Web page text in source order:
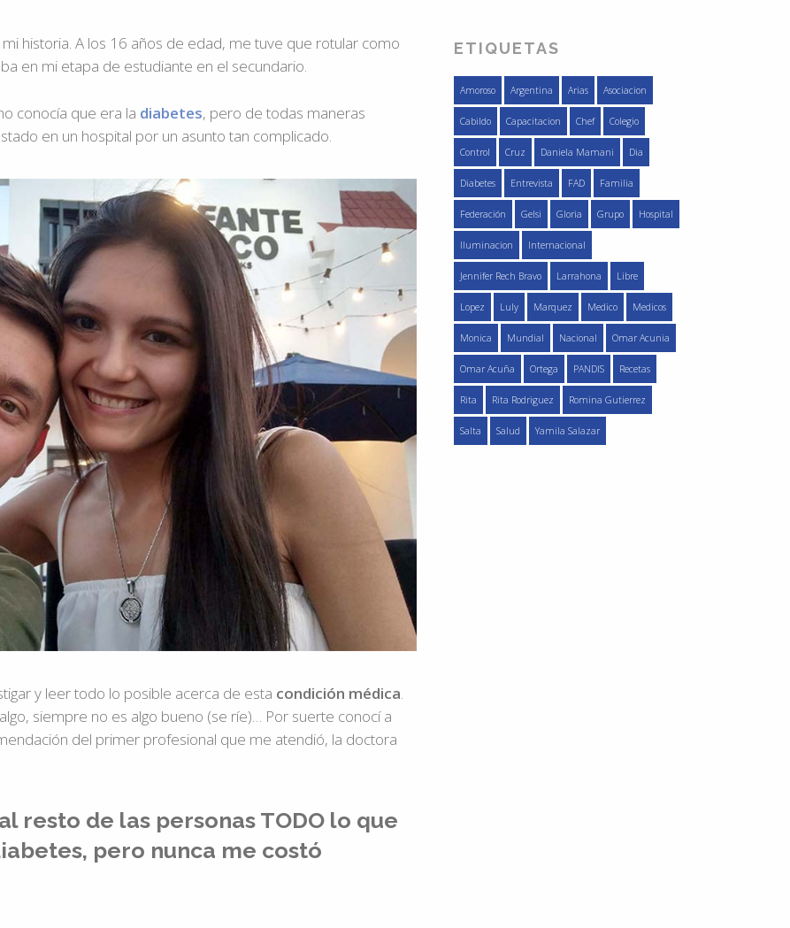
historia. A los 16 años de edad, me tuve que rotular como
en mi etapa de estudiante en el secundario.
conocía que era la diabetes, pero de todas maneras
en un hospital por un asunto tan complicado.
y leer todo lo posible acerca de esta condición médica
siempre no es algo bueno (se ríe)… Por suerte conocí a
del primer profesional que me atendió, la doctora
resto de las personas TODO lo que
pero nunca me costó
ETIQUETAS
Amoroso Argentina Arias Asociacion
Cabildo Capacitacion Chef Colegio
Control Cruz Daniela Mamani Dia
Diabetes Entrevista FAD Familia
Federación Gelsi Gloria Grupo Hospital
Iluminacion Internacional
Jennifer Rech Bravo Larrahona Libre
Lopez Luly Marquez Medico Medicos
Monica Mundial Nacional Omar Acunia
Omar Acuña Ortega PANDIS Recetas
Rita Rita Rodriguez Romina Gutierrez
Salta Salud Yamila Salazar